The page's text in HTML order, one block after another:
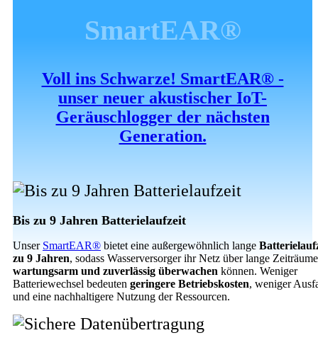
SmartEAR®
Voll ins Schwarze! SmartEAR® -
unser neuer akustischer IoT-
Geräuschlogger der nächsten
Generation.
Bis zu 9 Jahren Batterielaufzeit
Unser SmartEAR® bietet eine außergewöhnlich lange
zu 9 Jahren, sodass Wasserversorger ihr Netz über lange Zeiträume
wartungsarm und zuverlässig überwachen können. Weniger
Batteriewechsel bedeuten geringere Betriebskosten, weniger
und eine nachhaltigere Nutzung der Ressourcen.